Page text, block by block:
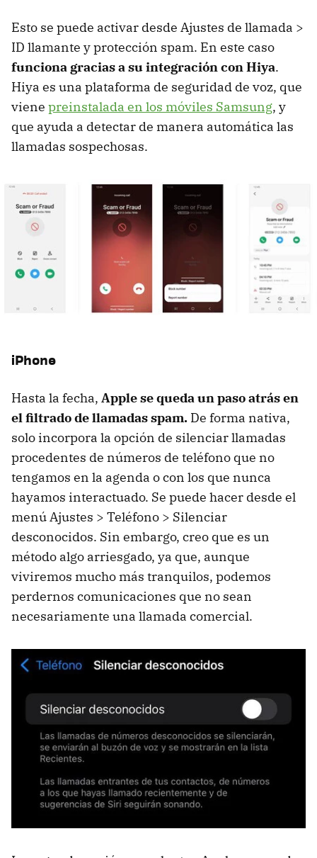
Esto se puede activar desde Ajustes de llamada >
ID llamante y protección spam. En este caso
funciona gracias a su integración con Hiya.
Hiya es una plataforma de seguridad de voz, que
viene preinstalada en los móviles Samsung, y
que ayuda a detectar de manera automática las
llamadas sospechosas.
iPhone
Hasta la fecha, Apple se queda un paso atrás en
el filtrado de llamadas spam. De forma nativa,
solo incorpora la opción de silenciar llamadas
procedentes de números de teléfono que no
tengamos en la agenda o con los que nunca
hayamos interactuado. Se puede hacer desde el
menú Ajustes > Teléfono > Silenciar
desconocidos. Sin embargo, creo que es un
método algo arriesgado, ya que, aunque
viviremos mucho más tranquilos, podemos
perdernos comunicaciones que no sean
necesariamente una llamada comercial.